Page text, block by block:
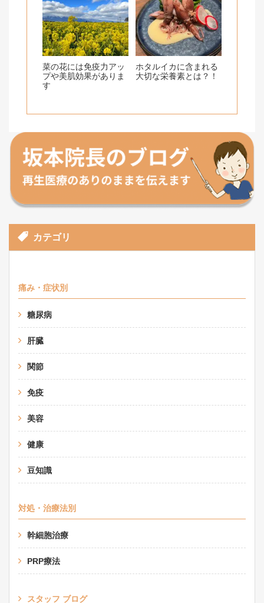
菜の花には免疫力アッ
プや美肌効果がありま
す
ホタルイカに含まれる
大切な栄養素とは？！
カテゴリ
痛み・症状別
糖尿病
肝臓
関節
免疫
美容
健康
豆知識
対処・治療法別
幹細胞治療
PRP療法
スタッフ ブログ